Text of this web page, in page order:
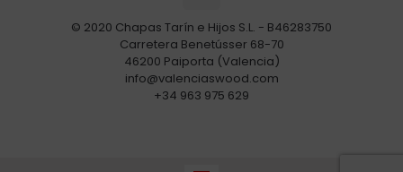
© 2020 Chapas Tarín e Hijos S.L. - B46283750
Carretera Benetússer 68-70
46200 Paiporta (Valencia)
info@valenciaswood.com
+34 963 975 629